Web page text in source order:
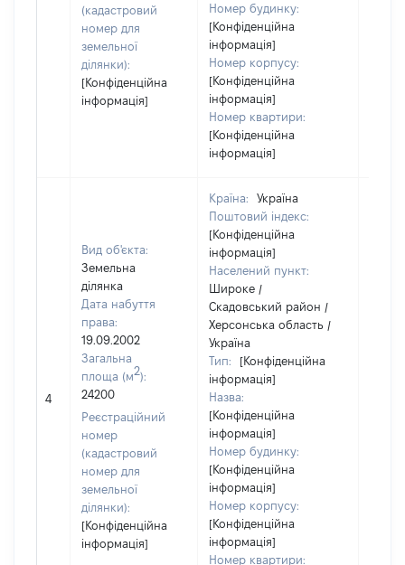
(кадастровий
номер для
земельної
ділянки):
[Конфіденційна
інформація]
Номер будинку:
[Конфіденційна
інформація]
Номер корпусу:
[Конфіденційна
інформація]
Номер квартири:
[Конфіденційна
інформація]
4
Вид об'єкта:
Земельна
ділянка
Дата набуття
права:
19.09.2002
Загальна
площа (м2):
24200
Реєстраційний
номер
(кадастровий
номер для
земельної
ділянки):
[Конфіденційна
інформація]
Країна:
Україна
Поштовий індекс:
[Конфіденційна
інформація]
Населений пункт:
Широке /
Скадовський район /
Херсонська область /
Україна
Тип:
[Конфіденційна
інформація]
Назва:
[Конфіденційна
інформація]
Номер будинку:
[Конфіденційна
інформація]
Номер корпусу:
[Конфіденційна
інформація]
Номер квартири: